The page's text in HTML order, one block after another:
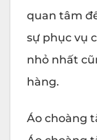
quan tâm
sự phục vụ
nhỏ nhất
hàng.
Áo choàng